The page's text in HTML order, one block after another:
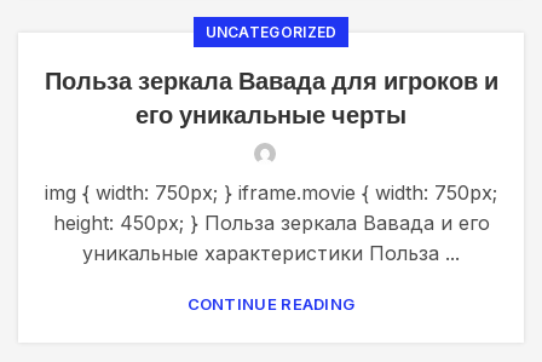
UNCATEGORIZED
Польза зеркала Вавада для игроков и
его уникальные черты
img { width: 750px; } iframe.movie { width: 750px;
height: 450px; } Польза зеркала Вавада и его
уникальные характеристики Польза ...
CONTINUE READING